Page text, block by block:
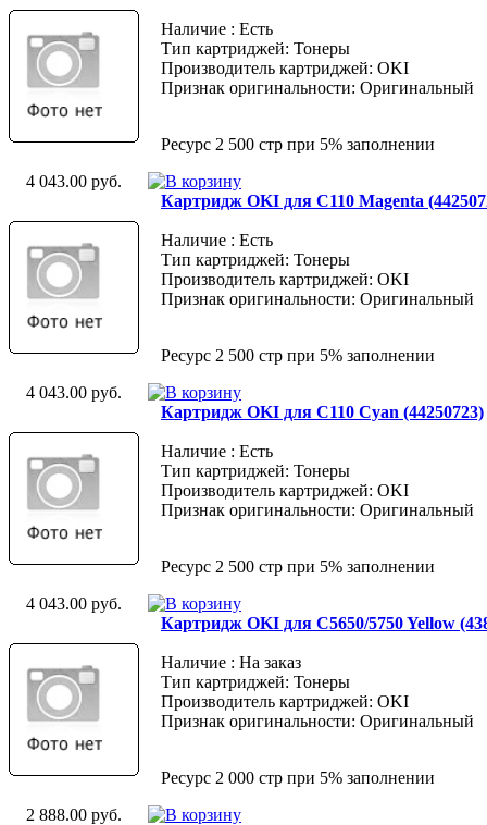
Наличие : Есть
Тип картриджей: Тонеры
Производитель картриджей: OKI
Признак оригинальности: Оригинальный
Ресурс 2 500 стр при 5% заполнении
4 043.00 руб.
Картридж OKI для C110 Magenta
Наличие : Есть
Тип картриджей: Тонеры
Производитель картриджей: OKI
Признак оригинальности: Оригинальный
Ресурс 2 500 стр при 5% заполнении
4 043.00 руб.
Картридж OKI для C110 Cyan (44250723)
Наличие : Есть
Тип картриджей: Тонеры
Производитель картриджей: OKI
Признак оригинальности: Оригинальный
Ресурс 2 500 стр при 5% заполнении
4 043.00 руб.
Картридж OKI для C5650/5750 Yellow
Наличие : На заказ
Тип картриджей: Тонеры
Производитель картриджей: OKI
Признак оригинальности: Оригинальный
Ресурс 2 000 стр при 5% заполнении
2 888.00 руб.